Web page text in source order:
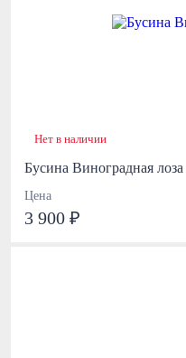
Нет в наличии
Бусина Виноградная лоза
Цена
3 900 ₽